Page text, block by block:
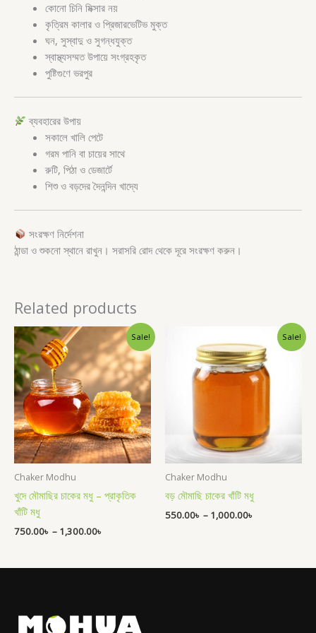
কোনো চিনি মিক্সার নয়
কৃত্রিম কালার ও প্রিজারভেটিভ মুক্ত
ঘন, সুস্বাদু ও সুগন্ধযুক্ত
স্বাস্থ্যসম্মত উপায়ে সংগ্রহকৃত
পুষ্টিগুণে ভরপুর
ব্যবহারের উপায়
সকালে খালি পেটে
গরম পানি বা চায়ের সাথে
রুটি, পিঠা ও ডেজার্টে
শিশু ও বড়দের দৈনন্দিন খাদ্যে
সংরক্ষণ নির্দেশনা
ঠান্ডা ও শুকনো স্থানে রাখুন। সরাসরি রোদ থেকে দূরে সংরক্ষণ করুন।
Related products
Sale!
Chaker Modhu
খুদে মৌমাছির চাকের মধু – প্রাকৃতিক
খাঁটি মধু
750.00৳ – 1,300.00৳
Price
range:
750.00৳
through
1,300.00৳
Sale!
Chaker Modhu
বড় মৌমাছি চাকের খাঁটি মধু
550.00৳ – 1,000.00৳
range:
550.00৳
through
1,000.00৳